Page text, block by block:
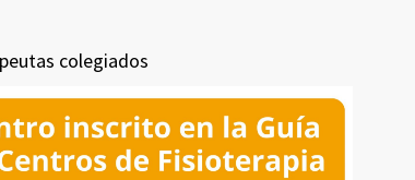
colegiados